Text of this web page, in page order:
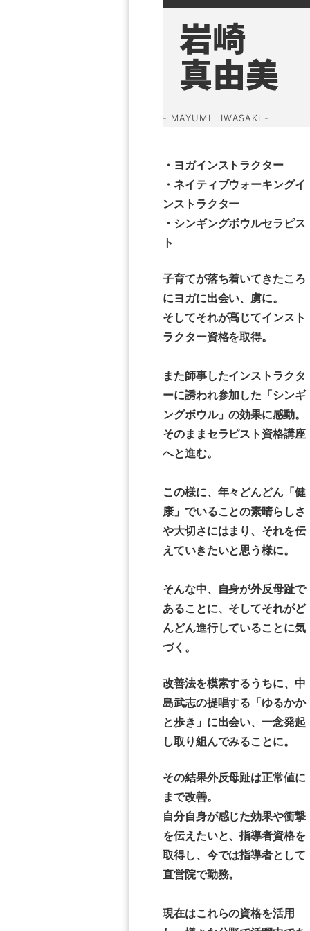
岩崎
真由美
MAYUMI IWASAKI
・ヨガインストラクター
・ネイティブウォーキングイ
ンストラクター
・シンギングボウルセラピス
ト
子育てが落ち着いてきたころ
にヨガに出会い、虜に。
そしてそれが高じてインスト
ラクター資格を取得。
また師事したインストラクタ
ーに誘われ参加した「シンギ
ングボウル」の効果に感動。
そのままセラピスト資格講座
へと進む。
この様に、年々どんどん「健
康」でいることの素晴らしさ
や大切さにはまり、それを伝
えていきたいと思う様に。
そんな中、自身が外反母趾で
あることに、そしてそれがど
んどん進行していることに気
づく。
改善法を模索するうちに、中
島武志の提唱する「ゆるかか
と歩き」に出会い、一念発起
し取り組んでみることに。
その結果外反母趾は正常値に
まで改善。
自分自身が感じた効果や衝撃
を伝えたいと、指導者資格を
取得し、今では指導者として
直営院で勤務。
現在はこれらの資格を活用